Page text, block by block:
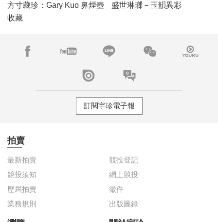
方寸藏珍：Gary Kuo 鼻煙壺
收藏
盛世琳瑯－玉韻異彩
訂閱宇珍電子報
拍賣
最新拍賣
競投登記
競投須知
網上競投
歷屆拍賣
徵件
業務規則
出版圖錄